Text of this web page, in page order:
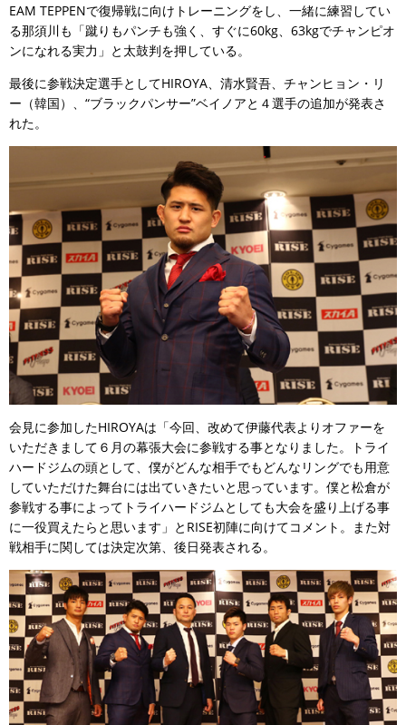
EAM TEPPENで復帰戦に向けトレーニングをし、一緒に練習してい
る那須川も「蹴りもパンチも強く、すぐに60kg、63kgでチャンピオ
ンになれる実力」と太鼓判を押している。
最後に参戦決定選手としてHIROYA、清水賢吾、チャンヒョン・リ
ー（韓国）、“ブラックパンサー”ベイノアと４選手の追加が発表さ
れた。
会見に参加したHIROYAは「今回、改めて伊藤代表よりオファーを
いただきまして６月の幕張大会に参戦する事となりました。トライ
ハードジムの頭として、僕がどんな相手でもどんなリングでも用意
していただけた舞台には出ていきたいと思っています。僕と松倉が
参戦する事によってトライハードジムとしても大会を盛り上げる事
に一役買えたらと思います」とRISE初陣に向けてコメント。また対
戦相手に関しては決定次第、後日発表される。